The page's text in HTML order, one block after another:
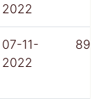
2022
07-11-
2022
896